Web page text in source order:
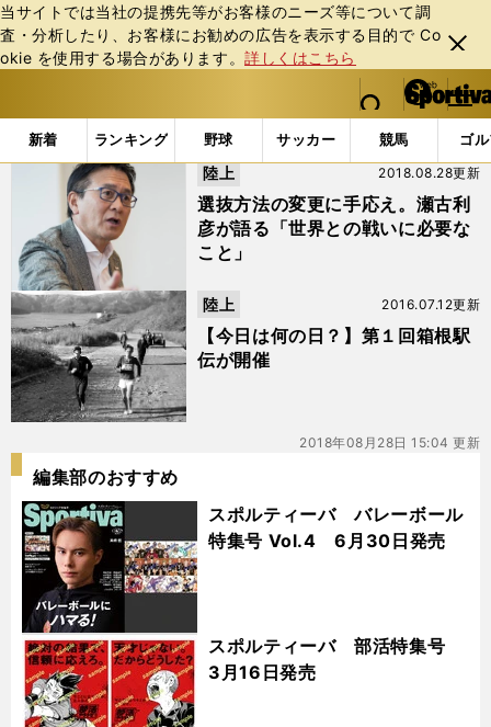
当サイトでは当社の提携先等がお客様のニーズ等について調
査・分析したり、お客様にお勧めの広告を表⽰する⽬的で Co
okie を使⽤する場合があります。詳しくはこちら
閉じ
る
web Sportiva (webスポルティーバ)
検索
マイペ
ー
ジ
メニュ
新着 ランキング 野球 サッカー 競馬 ゴ
b
ス
ィ
ー
バ
「#金栗四三」の最新ニュース・ 情報
選抜方法の変更に手応え。瀬古利
彦が語る「世界との戦いに必要な
こと」
2018.08.28更新
陸上
【今日は何の日？】第１回箱根駅
伝が開催
2016.07.12更新
陸上
2018年08月28日 15:04 更新
編集部のおすすめ
スポルティーバ バレーボール
特集号 Vol.4 6月30日発売
スポルティーバ 部活特集号
3月16日発売